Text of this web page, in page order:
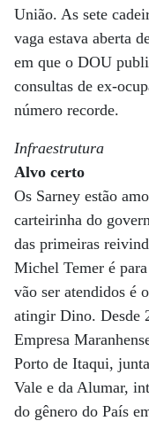
União. As sete
vaga estava aberta
em que o DOU
consultas de ex-
número recorde.
Infraestrutura
Alvo certo
Os Sarney estão
carteirinha do
das primeiras
Michel Temer é
vão ser atendidos é
atingir Dino. Desde
Empresa
Porto de Itaqui,
Vale e da Alumar,
do gênero do País